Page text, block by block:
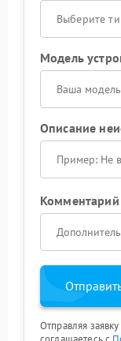
Выберите
Модель
Описание
Комментарий
Отправляя